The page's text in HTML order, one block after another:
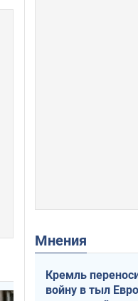
Мнения
Кремль
войну в тыл